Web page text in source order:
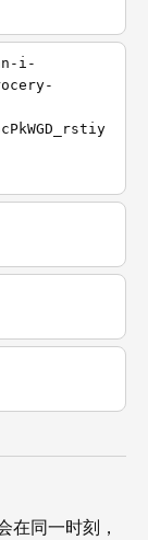
i-
在同一时刻，